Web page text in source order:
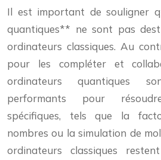
Il est important de souligner
quantiques** ne sont pas
ordinateurs classiques. Au
pour les compléter et
ordinateurs quantiques
performants pour
spécifiques, tels que la
nombres ou la simulation de
ordinateurs classiques